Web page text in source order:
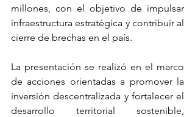
millones, con el objetivo de impulsar
infraestructura estratégica y contribuir al
cierre de brechas en el país.
La presentación se realizó en el marco
de acciones orientadas a promover la
inversión descentralizada y fortalecer el
desarrollo territorial sostenible,